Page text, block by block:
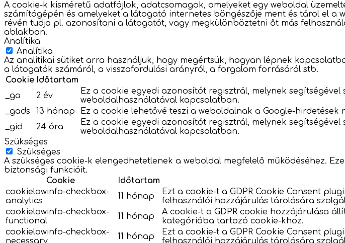
A cookie-k kisméretű adatfájlok, adatcsomagok, amelyeket egy weboldal
számítógépén és amelyeket a látogató internetes böngészője ment és tárol el
révén tudja pl. azonosítani a látogatót, vagy megkülönböztetni őt más
ablakban.
Analítika
Analítika
Az analitikai sütiket arra használjuk, hogy megértsük, hogyan lépnek
a látogatók számáról, a visszafordulási arányról, a forgalom forrásáról stb.
Cookie Időtartam
_ga
2 év
Ez a cookie egyedi azonosítót regisztrál, melynek
weboldalhasználatával kapcsolatban.
_gads
13 hónap
Ez a cookie lehetővé teszi a weboldalnak a Google-
_gid
24 óra
Ez a cookie egyedi azonosítót regisztrál, melynek
weboldalhasználatával kapcsolatban.
Szükséges
Szükséges
A szükséges cookie-k elengedhetetlenek a weboldal megfelelő működéséhez.
biztonsági funkcióit.
Cookie
Időtartam
cookielawinfo-checkbox-
analytics
11 hónap
Ezt a cookie-t a GDPR Cookie Consent
felhasználói hozzájárulás tárolására
cookielawinfo-checkbox-
functional
11 hónap
A cookie-t a GDPR cookie hozzájárulása
kategóriába tartozó cookie-khoz.
cookielawinfo-checkbox-
necessary
11 hónap
Ezt a cookie-t a GDPR Cookie Consent
felhasználói hozzájárulás tárolására